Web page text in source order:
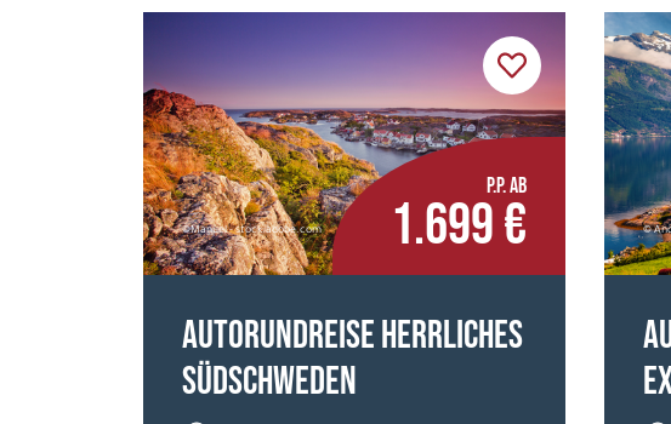
©Manuel - stock.adobe.com
P.P. AB
1.699 €
Autorundreise Herrliches
Südschweden
©